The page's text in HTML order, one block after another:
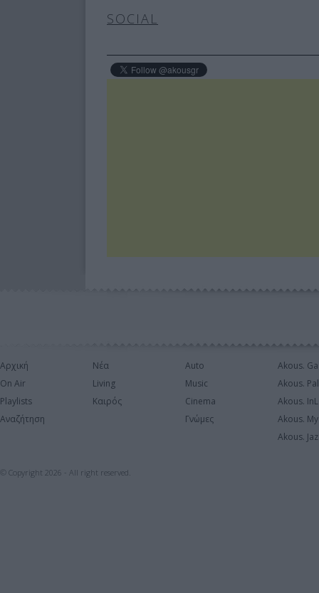
SOCIAL
Αρχική
On Air
Playlists
Αναζήτηση
Νέα
Living
Καιρός
Auto
Music
Cinema
Γνώμες
Akous.
Akous.
Akous.
Akous.
Akous.
© Copyright 2026 - All right reserved.